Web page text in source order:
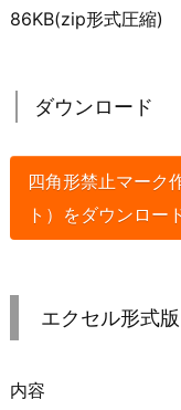
86KB(zip形式圧縮)
ダウンロード
四角形禁止マーク
ト）をダウンロー
エクセル形式
内容